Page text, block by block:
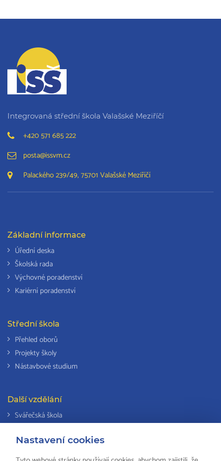
Nastavení cookies
Integrovaná střední škola Valašské Meziříčí
+420 571 685 222
posta@issvm.cz
Palackého 239/49, 75701 Valašské Meziříčí
Základní informace
Úřední deska
Školská rada
Výchovné poradenství
Kariérní poradenství
Střední škola
Přehled oborů
Projekty školy
Nástavbové studium
Další vzdělání
Svářečská škola
Národní soustava kvalifikací